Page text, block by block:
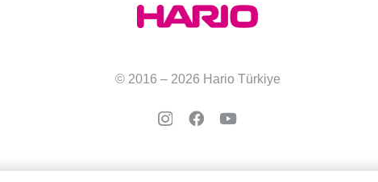
© 2016 – 2026 Hario Türkiye